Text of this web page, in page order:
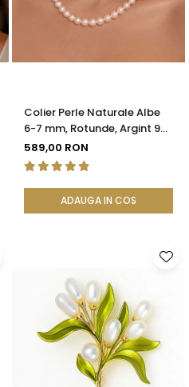
Colier Perle Naturale Albe
6-7 mm, Rotunde, Argint 925
| KASKADDA®
589,00 RON
ADAUGA IN COS